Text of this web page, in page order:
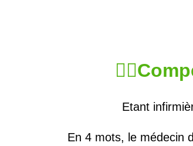
Etant
En 4 mots, le médecin